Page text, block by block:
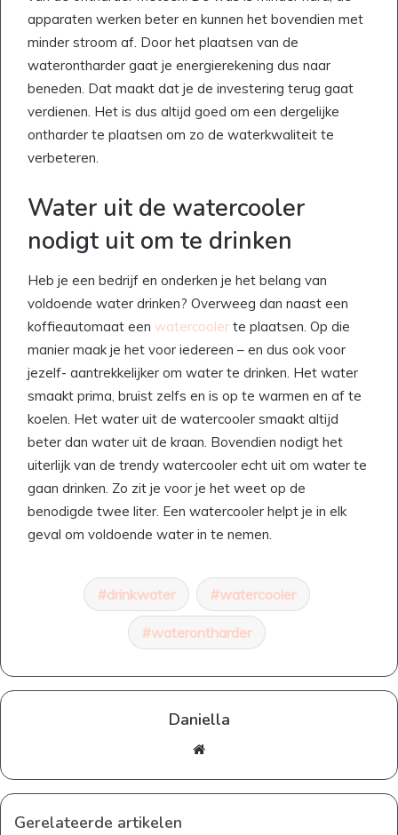
apparaten werken beter en kunnen het bovendien met
minder stroom af. Door het plaatsen van de
waterontharder gaat je energierekening dus naar
beneden. Dat maakt dat je de investering terug gaat
verdienen. Het is dus altijd goed om een dergelijke
ontharder te plaatsen om zo de waterkwaliteit te
verbeteren.
Water uit de watercooler
nodigt uit om te drinken
Heb je een bedrijf en onderken je het belang van
voldoende water drinken? Overweeg dan naast een
koffieautomaat een watercooler te plaatsen. Op die
manier maak je het voor iedereen – en dus ook voor
jezelf- aantrekkelijker om water te drinken. Het water
smaakt prima, bruist zelfs en is op te warmen en af te
koelen. Het water uit de watercooler smaakt altijd
beter dan water uit de kraan. Bovendien nodigt het
uiterlijk van de trendy watercooler echt uit om water te
gaan drinken. Zo zit je voor je het weet op de
benodigde twee liter. Een watercooler helpt je in elk
geval om voldoende water in te nemen.
drinkwater watercooler
waterontharder
Daniella
Website
Gerelateerde artikelen